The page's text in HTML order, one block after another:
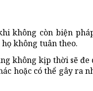
không còn biện
không tuân theo.
không kịp thời sẽ
hoặc có thể gây ra